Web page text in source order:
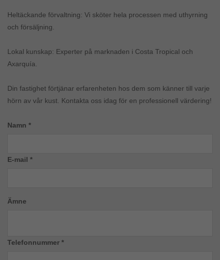
Heltäckande förvaltning: Vi sköter hela processen med uthyrning
och försäljning.
Lokal kunskap: Experter på marknaden i Costa Tropical och
Axarquía.
Din fastighet förtjänar erfarenheten hos dem som känner till varje
hörn av vår kust. Kontakta oss idag för en professionell värdering!
Namn *
E-mail *
Ämne
Telefonnummer *